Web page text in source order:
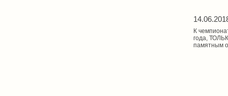
К
года,
памятным